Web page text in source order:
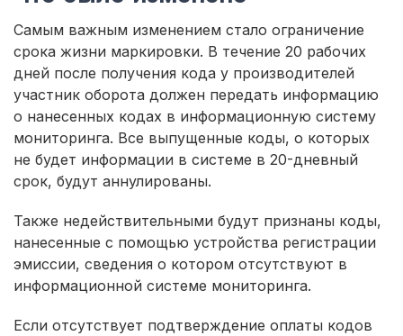
Самым важным изменением стало ограничение
срока жизни маркировки. В течение 20 рабочих
дней после получения кода у производителей
участник оборота должен передать информацию
о нанесенных кодах в информационную систему
мониторинга. Все выпущенные коды, о которых
не будет информации в системе в 20-дневный
срок, будут аннулированы.
Также недействительными будут признаны коды,
нанесенные с помощью устройства регистрации
эмиссии, сведения о котором отсутствуют в
информационной системе мониторинга.
Если отсутствует подтверждение оплаты кодов